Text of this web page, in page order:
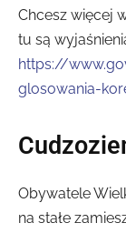
Chcesz więcej
tu są
https://
glosowania-
Obywatele
na stałe